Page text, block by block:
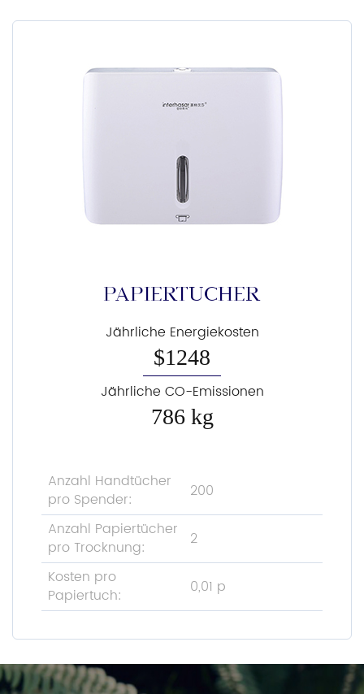
PAPIERTÜCHER
Jährliche Energiekosten
$1248
Jährliche CO-Emissionen
786 kg
Anzahl Handtücher
pro Spender:
200
Anzahl Papiertücher
pro Trocknung:
2
Kosten pro
Papiertuch:
0,01 p